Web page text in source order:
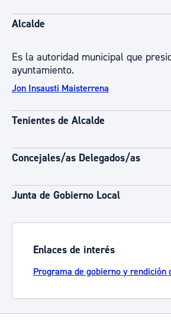
Alcalde
Es la autoridad municipal que
ayuntamiento.
Jon Insausti Maisterrena
Tenientes de Alcalde
Concejales/as Delegados/as
Junta de Gobierno Local
Enlaces de interés
Programa de gobierno y rendición